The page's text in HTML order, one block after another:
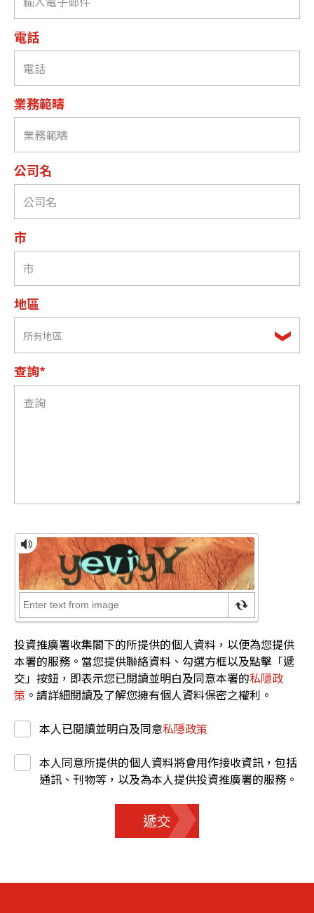
電話
業務範疇
公司名
市
地區
所有地區
查詢*
投資推廣署收集閣下的所提供的個人資料，以便為您提供
本署的服務。當您提供聯絡資料、勾選方框以及點擊「遞
交」按鈕，即表示您已閱讀並明白及同意本署的私隱政
策 。請詳細閱讀及了解您擁有個人資料保密之權利。
本人已閱讀並明白及同意私隱政策
本人同意所提供的個人資料將會用作接收資訊，包括
通訊、刊物等，以及為本人提供投資推廣署的服務。
遞交